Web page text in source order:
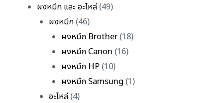
ผงหมึก และ อะไหล่(49)
ผงหมึก (46)
ผงหมึก Brother(18)
ผงหมึก Canon (16)
ผงหมึก HP (10)
ผงหมึก Samsung (1)
อะไหล่ (4)